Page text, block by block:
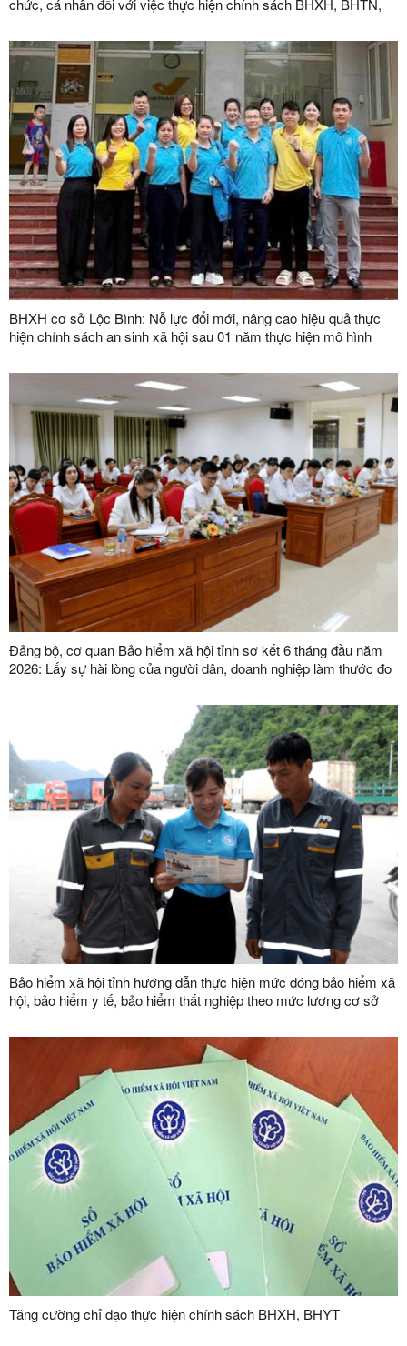
chức, cá nhân đối với việc thực hiện chính sách BHXH, BHTN,
BHXH cơ sở Lộc Bình: Nỗ lực đổi mới, nâng cao hiệu quả thực
hiện chính sách an sinh xã hội sau 01 năm thực hiện mô hình
Đảng bộ, cơ quan Bảo hiểm xã hội tỉnh sơ kết 6 tháng đầu năm
2026: Lấy sự hài lòng của người dân, doanh nghiệp làm thước đo
Bảo hiểm xã hội tỉnh hướng dẫn thực hiện mức đóng bảo hiểm xã
hội, bảo hiểm y tế, bảo hiểm thất nghiệp theo mức lương cơ sở
Tăng cường chỉ đạo thực hiện chính sách BHXH, BHYT